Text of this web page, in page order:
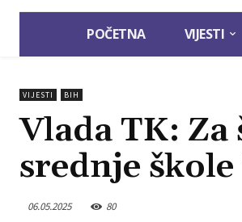
POČETNA VIJESTI
VIJESTI BIH
Vlada TK:
srednje
06.05.2025 80